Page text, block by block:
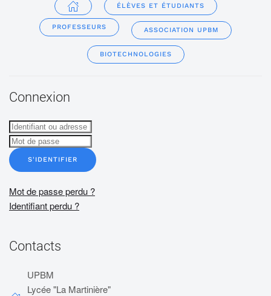
ÉLÈVES ET ÉTUDIANTS
PROFESSEURS ASSOCIATION UPBM
BIOTECHNOLOGIES
Connexion
S'IDENTIFIER
Mot de passe perdu ?
Identifiant perdu ?
Contacts
UPBM
Lycée "La Martinière"